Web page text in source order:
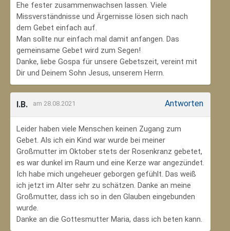
Ehe fester zusammenwachsen lassen. Viele
Missverständnisse und Ärgernisse lösen sich nach
dem Gebet einfach auf.
Man sollte nur einfach mal damit anfangen. Das
gemeinsame Gebet wird zum Segen!
Danke, liebe Gospa für unsere Gebetszeit, vereint mit
Dir und Deinem Sohn Jesus, unserem Herrn.
I.B. am 28.08.2021 Antworten
Leider haben viele Menschen keinen Zugang zum
Gebet. Als ich ein Kind war wurde bei meiner
Großmutter im Oktober stets der Rosenkranz gebetet,
es war dunkel im Raum und eine Kerze war angezündet.
Ich habe mich ungeheuer geborgen gefühlt. Das weiß
ich jetzt im Alter sehr zu schätzen. Danke an meine
Großmutter, dass ich so in den Glauben eingebunden
wurde.
Danke an die Gottesmutter Maria, dass ich beten kann.